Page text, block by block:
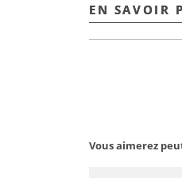
La marque
N° art.
EN SAVOIR
EN SAVOIR
Vous aimerez